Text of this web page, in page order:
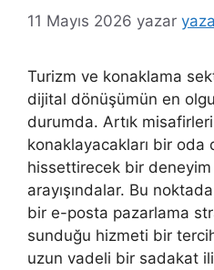
11 Mayıs 2026 yazar
Turizm ve konaklama
dijital dönüşümün en
durumda. Artık
konaklayacakları bir
hissettirecek bir
arayışındalar. Bu
bir e-posta pazarlama
sunduğu hizmeti bir
uzun vadeli bir sadakat